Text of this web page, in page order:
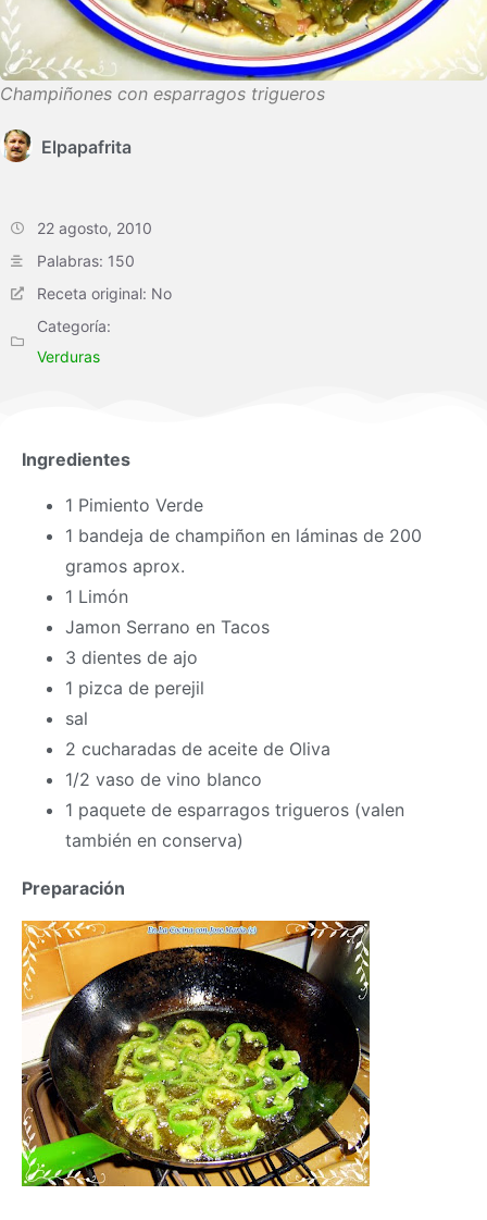
Champiñones con esparragos trigueros
Elpapafrita
22 agosto, 2010
Palabras: 150
Receta original: No
Categoría:
Verduras
Ingredientes
1 Pimiento Verde
1 bandeja de champiñon en láminas de 200
gramos aprox.
1 Limón
Jamon Serrano en Tacos
3 dientes de ajo
1 pizca de perejil
sal
2 cucharadas de aceite de Oliva
1/2 vaso de vino blanco
1 paquete de esparragos trigueros (valen
también en conserva)
Preparación